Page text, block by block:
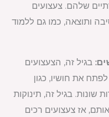
שלהם. צעצועים
ותוצאה, כמו גם ללמוד
בגיל זה, הצעצועים
את חושיו, כגון
שונות. בגיל זה, תינוקות
אז צעצועים רכים